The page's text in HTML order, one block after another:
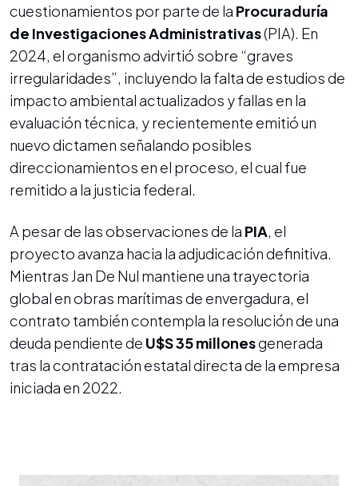
cuestionamientos por parte de la Procuraduría
de Investigaciones Administrativas(PIA). En
2024, el organismo advirtió sobre “graves
irregularidades”, incluyendo la falta de estudios de
impacto ambiental actualizados y fallas en la
evaluación técnica, y recientemente emitió un
nuevo dictamen señalando posibles
direccionamientos en el proceso, el cual fue
remitido a la justicia federal.
A pesar de las observaciones de la PIA, el
proyecto avanza hacia la adjudicación definitiva.
Mientras Jan De Nul mantiene una trayectoria
global en obras marítimas de envergadura, el
contrato también contempla la resolución de una
deuda pendiente de U$S 35 millonesgenerada
tras la contratación estatal directa de la empresa
iniciada en 2022.